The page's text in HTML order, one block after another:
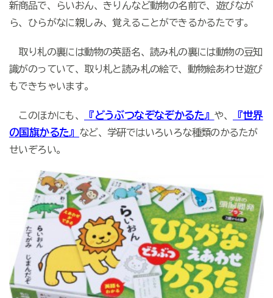
新商品で、らいおん、きりんなど動物の名前で、遊びなが
ら、ひらがなに親しみ、覚えることができるかるたです。
取り札の裏には動物の英語名、読み札の裏には動物の豆知
識がのっていて、取り札と読み札の絵で、動物絵あわせ遊び
もできちゃいます。
このほかにも、 『どうぶつなぞなぞかるた』 や、
『世界
の国旗かるた』
など、学研ではいろいろな種類のかるたが
せいぞろい。